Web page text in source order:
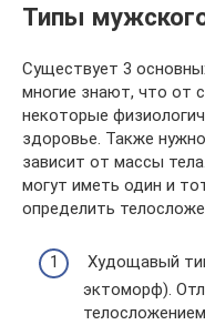
Типы
Существует 3
многие знают, что от
некоторые
здоровье. Также
зависит от массы
могут иметь один и
определить
Худощавый
эктоморф).